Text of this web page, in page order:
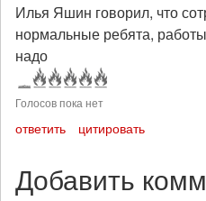
Илья Яшин говорил, что
нормальные ребята,
надо
Голосов пока нет
ответить цитировать
Добавить